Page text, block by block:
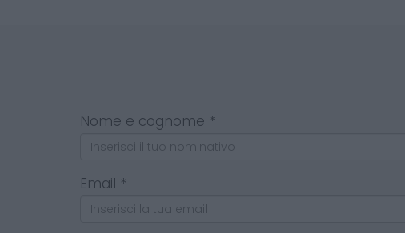
Nome e cognome *
Email *